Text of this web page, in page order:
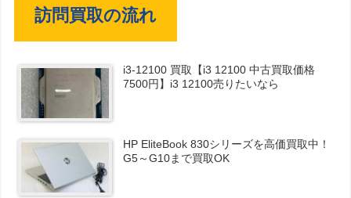
訪問買取の流れ
i3-12100 買取【i3 12100 中古買取価格
7500円】i3 12100売りたいなら
HP EliteBook 830シリーズを高価買取中！
G5～G10まで買取OK